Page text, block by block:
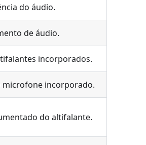
do áudio.
de áudio.
incorporados.
incorporado.
do altifalante.